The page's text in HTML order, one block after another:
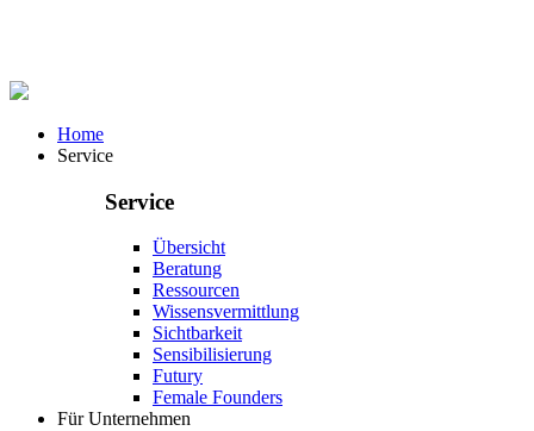
Home
Service
Service
Übersicht
Beratung
Ressourcen
Wissensvermittlung
Sichtbarkeit
Sensibilisierung
Futury
Female Founders
Für Unternehmen